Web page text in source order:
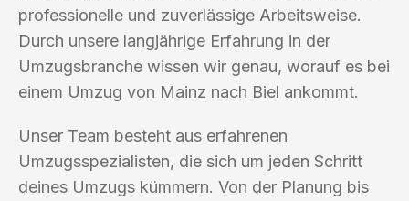
professionelle und zuverlässige Arbeitsweise.
Durch unsere langjährige Erfahrung in der
Umzugsbranche wissen wir genau, worauf es bei
einem Umzug von Mainz nach Biel ankommt.
Unser Team besteht aus erfahrenen
Umzugsspezialisten, die sich um jeden Schritt
deines Umzugs kümmern. Von der Planung bis